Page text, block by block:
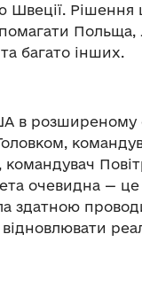
Польща,
багато інших.
в розширеному
очевидна — це
здатною